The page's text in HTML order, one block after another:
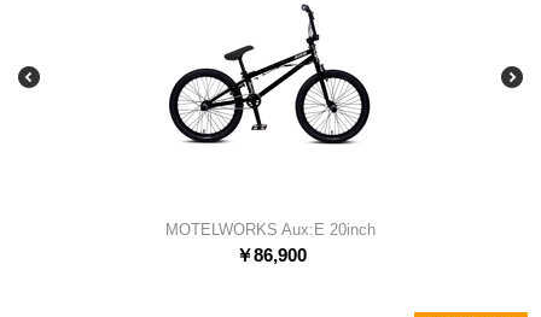
MOTELWORKS Aux:E 20inch
￥86,900